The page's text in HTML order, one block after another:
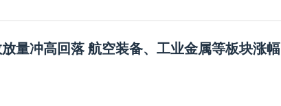
量冲高回落 航空装备、工业金属等板块涨幅